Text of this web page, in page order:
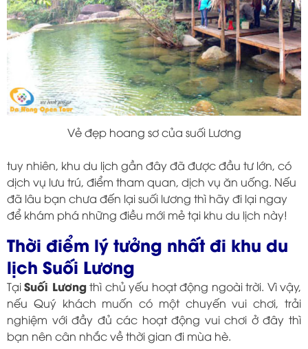
Vẻ đẹp hoang sơ của suối Lương
tuy nhiên, khu du lịch gần đây đã được đầu tư lớn, có
dịch vụ lưu trú, điểm tham quan, dịch vụ ăn uống. Nếu
đã lâu bạn chưa đến lại suối lương thì hãy đi lại ngay
để khám phá những điều mới mẻ tại khu du lịch này!
Thời điểm lý tưởng nhất đi khu du
lịch Suối Lương
TạiSuối Lươngthì chủ yếu hoạt động ngoài trời. Vì vậy,
nếu Quý khách muốn có một chuyến vui chơi, trải
nghiệm với đầy đủ các hoạt động vui chơi ở đây thì
bạn nên cân nhắc về thời gian đi mùa hè.